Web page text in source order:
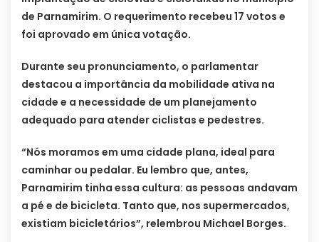
de Parnamirim. O requerimento recebeu 17 votos e
foi aprovado em única votação.
Durante seu pronunciamento, o parlamentar
destacou a importância da mobilidade ativa na
cidade e a necessidade de um planejamento
adequado para atender ciclistas e pedestres.
“Nós moramos em uma cidade plana, ideal para
caminhar ou pedalar. Eu lembro que, antes,
Parnamirim tinha essa cultura: as pessoas andavam
a pé e de bicicleta. Tanto que, nos supermercados,
existiam bicicletários”, relembrou Michael Borges.